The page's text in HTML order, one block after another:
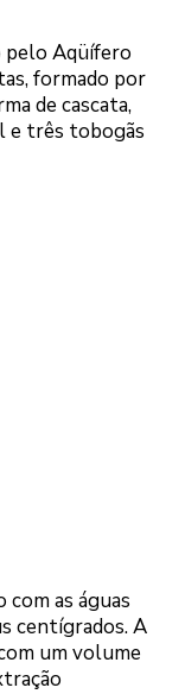
pelo Aqüífero
formado por
de cascata,
e três tobogãs
as águas
centígrados. A
um volume